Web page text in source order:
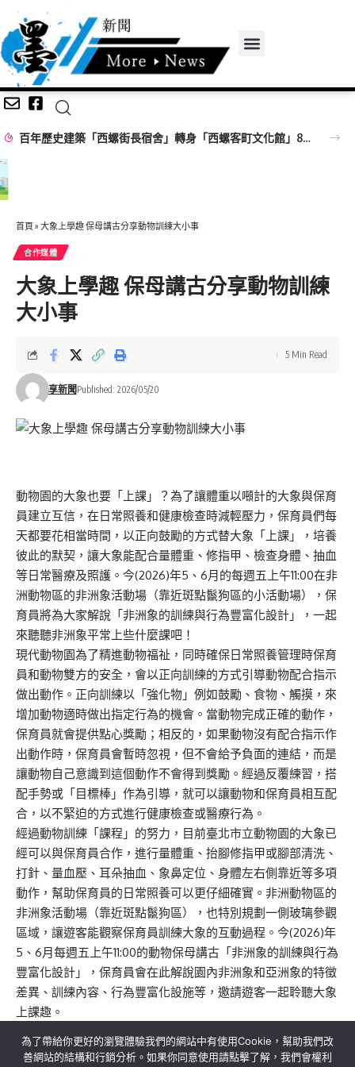
百年歷史建築「西螺街長宿舍」轉身「西螺客町文化館」8/8啟用 首展解密日治至今政治變遷史
首頁 » 大象上學趣 保母講古分享動物訓練大小事
合作媒體
大象上學趣 保母講古分享動物訓練
大小事
享新聞 Published: 2026/05/20
5 Min Read
動物園的大象也要「上課」？為了讓體重以噸計的大象與保育
員建立互信，在日常照養和健康檢查時減輕壓力，保育員們每
天都要花相當時間，以正向鼓勵的方式替大象「上課」，培養
彼此的默契，讓大象能配合量體重、修指甲、檢查身體、抽血
等日常醫療及照護。今(2026)年5、6月的每週五上午11:00在非
洲動物區的非洲象活動場（靠近斑點鬣狗區的小活動場），保
育員將為大家解說「非洲象的訓練與行為豐富化設計」，一起
來聽聽非洲象平常上些什麼課吧！
現代動物園為了精進動物福祉，同時確保日常照養管理時保育
員和動物雙方的安全，會以正向訓練的方式引導動物配合指示
做出動作。正向訓練以「強化物」例如鼓勵、食物、觸摸，來
增加動物適時做出指定行為的機會。當動物完成正確的動作，
保育員就會提供點心獎勵；相反的，如果動物沒有配合指示作
出動作時，保育員會暫時忽視，但不會給予負面的連結，而是
讓動物自己意識到這個動作不會得到獎勵。經過反覆練習，搭
配手勢或「目標棒」作為引導，就可以讓動物和保育員相互配
合，以不緊迫的方式進行健康檢查或醫療行為。
經過動物訓練「課程」的努力，目前臺北市立動物園的大象已
經可以與保育員合作，進行量體重、抬腳修指甲或腳部清洗、
打針、量血壓、耳朵抽血、象鼻定位、身體左右側靠近等多項
動作，幫助保育員的日常照養可以更仔細確實。非洲動物區的
非洲象活動場（靠近斑點鬣狗區），也特別規劃一側玻璃參觀
區域，讓遊客能觀察保育員訓練大象的互動過程。今(2026)年
5、6月每週五上午11:00的動物保母講古「非洲象的訓練與行為
豐富化設計」，保育員會在此解說園內非洲象和亞洲象的特徵
差異、訓練內容、行為豐富化設施等，邀請遊客一起聆聽大象
上課趣。
為了帶給你更好的瀏覽體驗我們的網站中有使用Cookie，幫助我們改
善網站的結構和行銷分析。如果你同意使用請點擊了解，我們會權利